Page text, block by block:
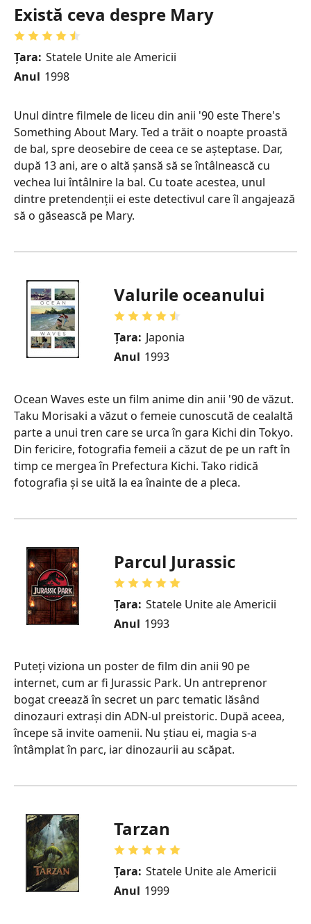
Există ceva despre Mary
Țara: Statele Unite ale Americii
Anul 1998
Unul dintre filmele de liceu din anii '90 este There's
Something About Mary. Ted a trăit o noapte proastă
de bal, spre deosebire de ceea ce se așteptase. Dar,
după 13 ani, are o altă șansă să se întâlnească cu
vechea lui întâlnire la bal. Cu toate acestea, unul
dintre pretendenții ei este detectivul care îl angajează
să o găsească pe Mary.
Valurile oceanului
Țara: Japonia
Anul 1993
Ocean Waves este un film anime din anii '90 de văzut.
Taku Morisaki a văzut o femeie cunoscută de cealaltă
parte a unui tren care se urca în gara Kichi din Tokyo.
Din fericire, fotografia femeii a căzut de pe un raft în
timp ce mergea în Prefectura Kichi. Tako ridică
fotografia și se uită la ea înainte de a pleca.
Parcul Jurassic
Țara: Statele Unite ale Americii
Anul 1993
Puteți viziona un poster de film din anii 90 pe
internet, cum ar fi Jurassic Park. Un antreprenor
bogat creează în secret un parc tematic lăsând
dinozauri extrași din ADN-ul preistoric. După aceea,
începe să invite oamenii. Nu știau ei, magia s-a
întâmplat în parc, iar dinozaurii au scăpat.
Tarzan
Țara: Statele Unite ale Americii
Anul 1999